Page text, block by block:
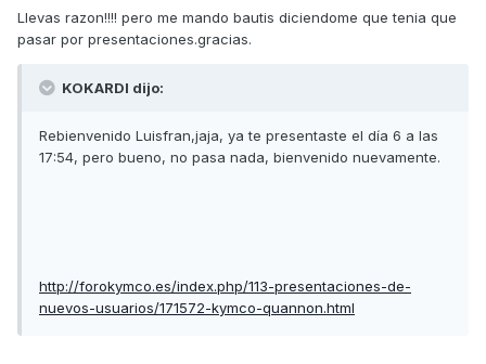
Llevas razon!!!! pero me mando bautis diciendome que tenia que
pasar por presentaciones.gracias.
KOKARDI dijo:
Rebienvenido Luisfran,jaja, ya te presentaste el día 6 a las
17:54, pero bueno, no pasa nada, bienvenido nuevamente.
http://forokymco.es/index.php/113-presentaciones-de-
nuevos-usuarios/171572-kymco-quannon.html